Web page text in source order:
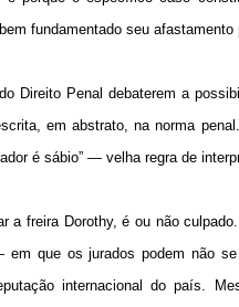
fundamentado seu afastamento
Direito Penal debaterem a
em abstrato, na norma
é sábio” — velha regra de
a freira Dorothy, é ou não
em que os jurados podem não
internacional do país.